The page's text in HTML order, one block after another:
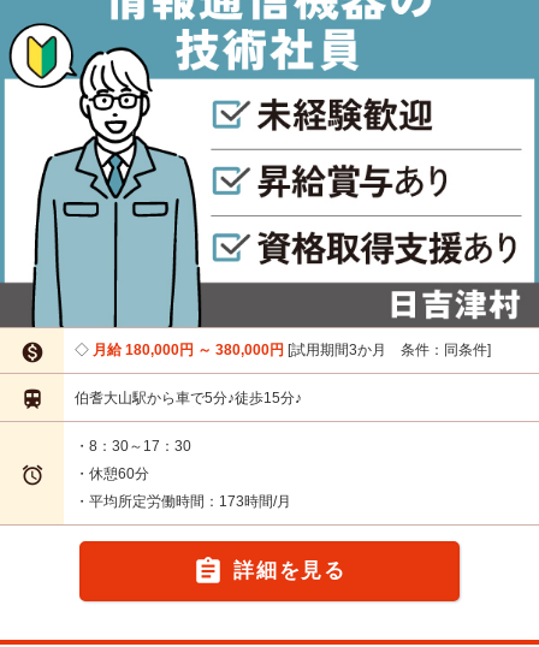
 月給 180,000円 ～ 380,000円 試用期間3か月 条件：同条件
 伯耆大山駅から車で5分♪徒歩15分♪

・8：30～17：30
・休憩60分
・平均所定労働時間：173時間/月
 詳細を見る